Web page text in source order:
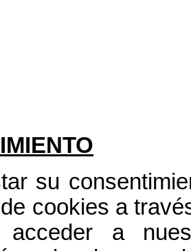
su
cookies a
acceder a